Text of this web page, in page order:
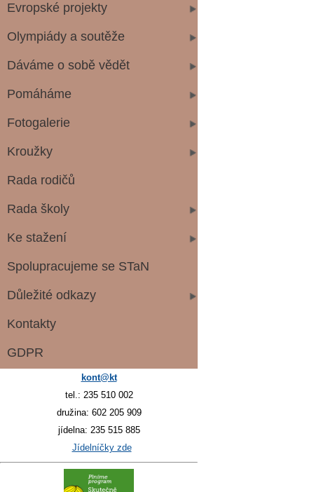
Evropské projekty
Olympiády a soutěže
Dáváme o sobě vědět
Pomáháme
Fotogalerie
Kroužky
Rada rodičů
Rada školy
Ke stažení
Spolupracujeme se STaN
Důležité odkazy
Kontakty
GDPR
kont@kt
tel.: 235 510 002
družina: 602 205 909
jídelna: 235 515 885
Jídelníčky zde